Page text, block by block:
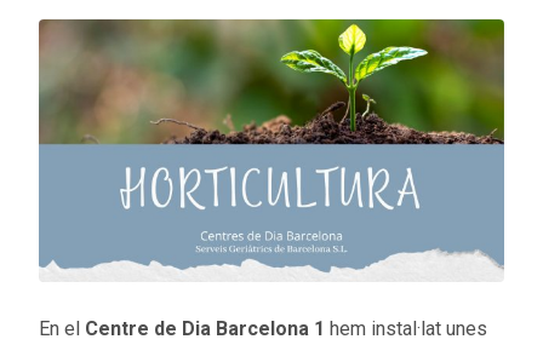
Activitats
En el Centre de Dia Barcelona 1 hem instal·lat unes